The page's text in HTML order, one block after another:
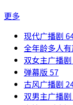
更多
现代广播剧
全年龄多人
双女主广播剧
弹幕版 57
古风广播剧
双男主广播剧